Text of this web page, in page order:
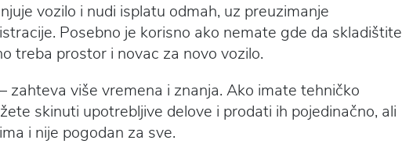
vozilo i nudi isplatu odmah, uz preuzimanje
Posebno je korisno ako nemate gde da skladištite
treba prostor i novac za novo vozilo.
zahteva više vremena i znanja. Ako imate tehničko
skinuti upotrebljive delove i prodati ih pojedinačno, ali
i nije pogodan za sve.